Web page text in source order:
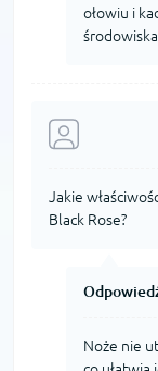
ołowiu i
Jakie
Black Rose?
Noże nie